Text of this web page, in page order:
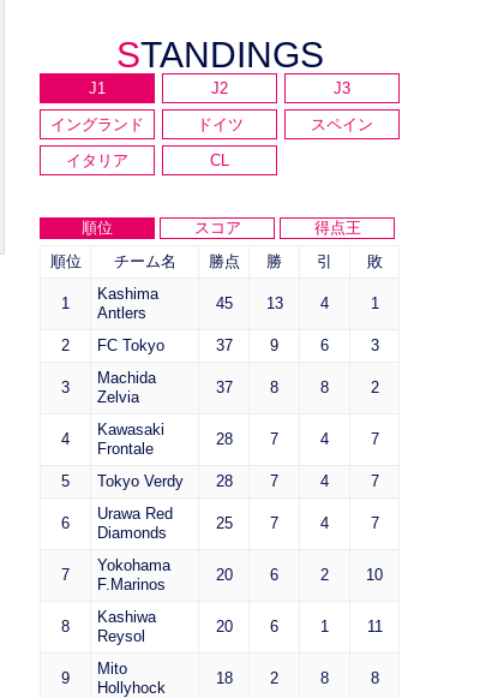
STANDINGS
J1 J2
J3
イングランド
ドイツ
スペイン
イタリア
CL
順位 スコア
得点王
順位
チーム名 勝点 勝 引 敗
1
Kashima
Antlers
45 13 4 1
2 FC Tokyo 37 9 6 3
3
Machida
Zelvia
37 8 8 2
4
Kawasaki
Frontale
28 7 4 7
5 Tokyo Verdy 28 7 4 7
6
Urawa Red
Diamonds
25 7 4 7
7
Yokohama
F.Marinos
20 6 2 10
8
Kashiwa
Reysol
20 6 1 11
9
Mito
Hollyhock
18 2 8 8